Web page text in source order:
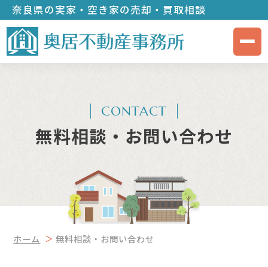
奈良県の実家・空き家の売却・買取相談
CONTACT
無料相談・お問い合わせ
ホーム 無料相談・お問い合わせ